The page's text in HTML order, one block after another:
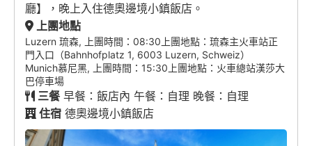
廳】，晚上入住德奧邊境小鎮飯店。
上團地點
Luzern 琉森, 上團時間：08:30上團地點：琉森主火車站正
門入口（Bahnhofplatz 1, 6003 Luzern, Schweiz）
Munich慕尼黑, 上團時間：15:30上團地點：火車總站漢莎大
巴停車場
三餐早餐：飯店內 午餐：自理 晚餐：自理
住宿 德奧邊境小鎮飯店